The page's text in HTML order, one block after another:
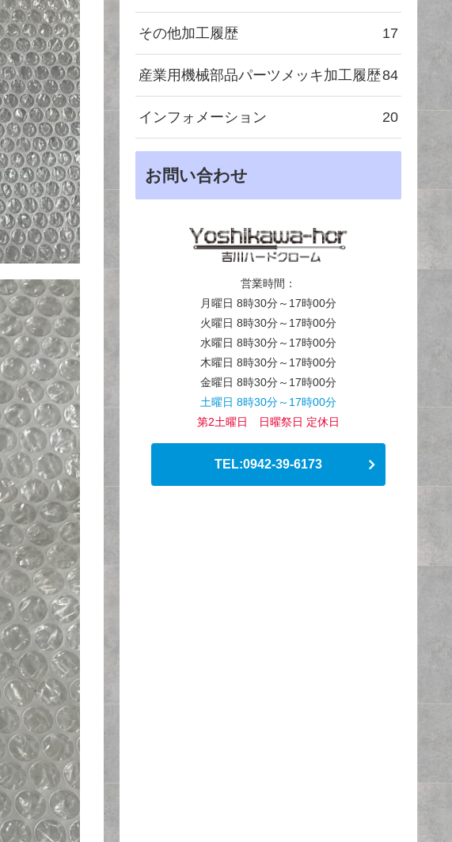
その他加工履歴 17
産業用機械部品パーツメッキ加工履歴84
インフォメーション 20
お問い合わせ
営業時間：
月曜日 8時30分～17時00分
火曜日 8時30分～17時00分
水曜日 8時30分～17時00分
木曜日 8時30分～17時00分
金曜日 8時30分～17時00分
土曜日 8時30分～17時00分
第2土曜日 日曜祭日 定休日
TEL:0942-39-6173